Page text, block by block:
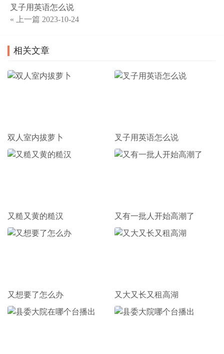
叉子用英语怎么说
« 上一篇 2023-10-24
相关文章
双人室内拔萝卜 叉子用英语怎么说
又糙又黄的糙汉 又有一批人开始高潮了
又想要了怎么办 又大又长又租高湖